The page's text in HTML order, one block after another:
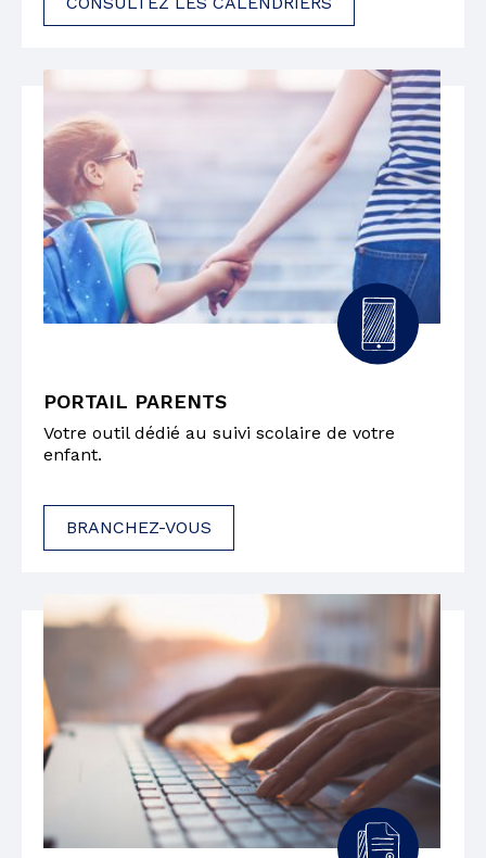
PORTAIL PARENTS
Votre outil dédié au suivi scolaire de votre
enfant.
BRANCHEZ-VOUS